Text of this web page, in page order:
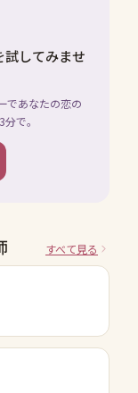
試してみませ
であなたの恋の
で。
すべて見る